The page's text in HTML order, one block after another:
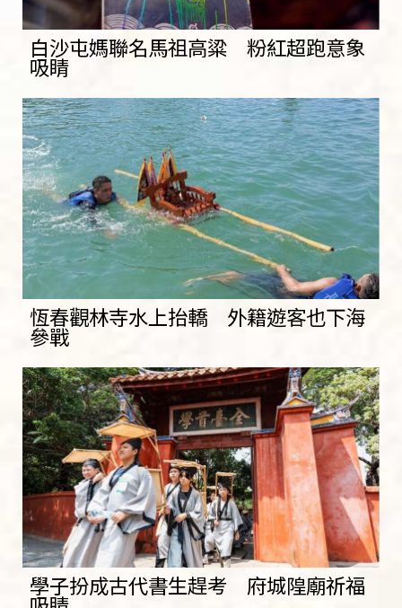
白沙屯媽聯名馬祖高粱 粉紅超跑意象
吸睛
恆春觀林寺水上抬轎 外籍遊客也下海
參戰
學子扮成古代書生趕考 府城隍廟祈福